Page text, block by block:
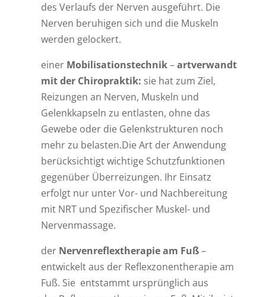
des Verlaufs der Nerven ausgeführt. Die
Nerven beruhigen sich und die Muskeln
werden gelockert.
einer Mobilisationstechnik–artverwandt
mit der Chiropraktik: sie hat zum Ziel,
Reizungen an Nerven, Muskeln und
Gelenkkapseln zu entlasten, ohne das
Gewebe oder die Gelenkstrukturen noch
mehr zu belasten.Die Art der Anwendung
berücksichtigt wichtige Schutzfunktionen
gegenüber Überreizungen. Ihr Einsatz
erfolgt nur unter Vor- und Nachbereitung
mit NRT und Spezifischer Muskel- und
Nervenmassage.
der Nervenreflextherapie am Fuß–
entwickelt aus der Reflexzonentherapie am
Fuß. Sie entstammt ursprünglich aus